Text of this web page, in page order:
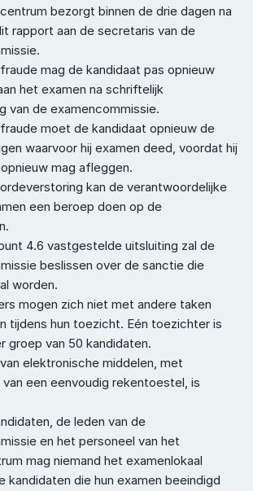
bezorgt binnen de drie dagen na
rapport aan de secretaris van de
mag de kandidaat pas opnieuw
het examen na schriftelijk
van de examencommissie.
moet de kandidaat opnieuw de
waarvoor hij examen deed, voordat hij
mag afleggen.
kan de verantwoordelijke
een beroep doen op de
4.6 vastgestelde uitsluiting zal de
beslissen over de sanctie die
worden.
mogen zich niet met andere taken
tijdens hun toezicht. Eén toezichter is
groep van 50 kandidaten.
elektronische middelen, met
een eenvoudig rekentoestel, is
de leden van de
en het personeel van het
mag niemand het examenlokaal
kandidaten die hun examen beeindigd